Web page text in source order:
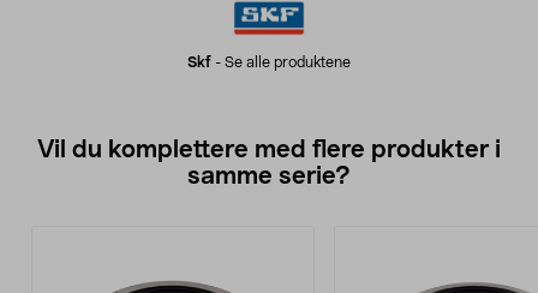
Skf - Se alle produktene
Vil du komplettere med flere produkter i
samme serie?